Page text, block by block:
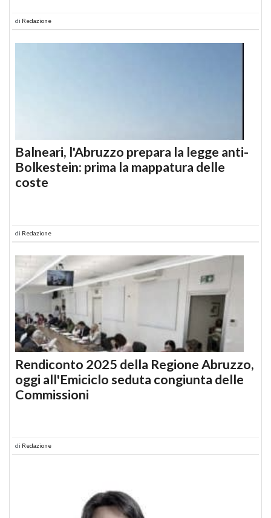
di Redazione
Balneari, l'Abruzzo prepara la legge anti-
Bolkestein: prima la mappatura delle
coste
di Redazione
Rendiconto 2025 della Regione Abruzzo,
oggi all'Emiciclo seduta congiunta delle
Commissioni
di Redazione